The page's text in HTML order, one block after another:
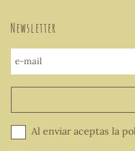
Newsletter
e-mail
Al enviar aceptas la